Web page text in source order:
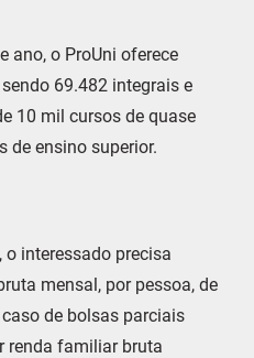
ano, o ProUni oferece
69.482 integrais e
10 mil cursos de quase
de ensino superior.
interessado precisa
mensal, por pessoa, de
de bolsas parciais
renda familiar bruta